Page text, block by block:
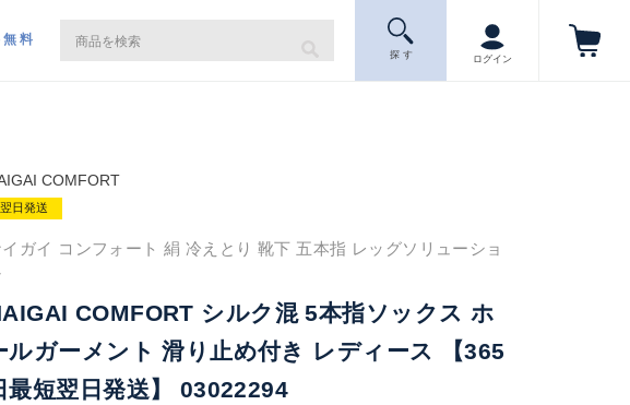
料
探 す ログイン
COMFORT
翌日発送
ガイ コンフォート 絹 冷えとり 靴下 五本指 レッグソリューショ
COMFORT シルク混 5本指ソックス ホ
ルガーメント 滑り止め付き レディース 【365
最短翌日発送】 03022294